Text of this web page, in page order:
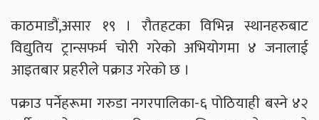
काठमाडौं,असार १९ । रौतहटका विभिन्न स्थानहरुबाट
विद्युतिय ट्रान्सफर्म चोरी गरेको अभियोगमा ४ जनालाई
आइतबार प्रहरीले पक्राउ गरेको छ ।
पक्राउ पर्नेहरूमा गरुडा नगरपालिका-६ पोठियाही बस्ने ४२